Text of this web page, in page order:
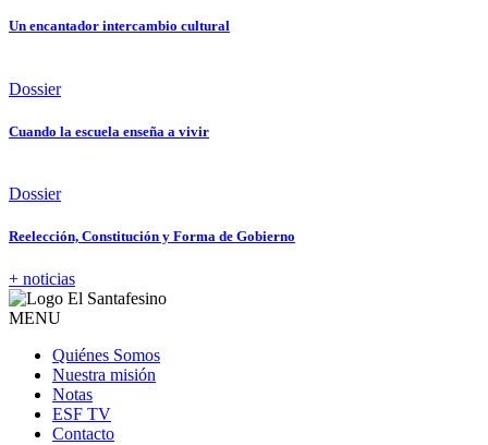
Un encantador intercambio cultural
Dossier
Cuando la escuela enseña a vivir
Dossier
Reelección, Constitución y Forma de Gobierno
+ noticias
MENU
Quiénes Somos
Nuestra misión
Notas
ESF TV
Contacto